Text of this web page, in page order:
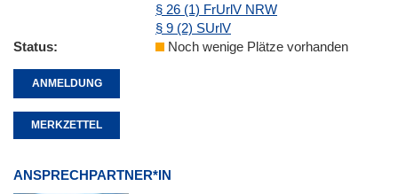
§ 26 (1) FrUrlV NRW
§ 9 (2) SUrlV
Status
Noch wenige Plätze vorhanden
ANMELDUNG
MERKZETTEL
ANSPRECHPARTNER*IN